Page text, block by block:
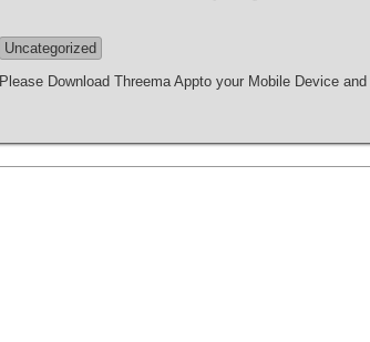
Uncategorized
Please Download Threema Appto your Mobile Device